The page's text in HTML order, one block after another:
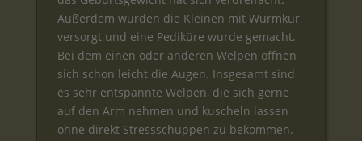
Außerdem wurden die Kleinen mit Wurmkur
versorgt und eine Pediküre wurde gemacht.
Bei dem einen oder anderen Welpen öffnen
sich schon leicht die Augen. Insgesamt sind
es sehr entspannte Welpen, die sich gerne
auf den Arm nehmen und kuscheln lassen
ohne direkt Stressschuppen zu bekommen.